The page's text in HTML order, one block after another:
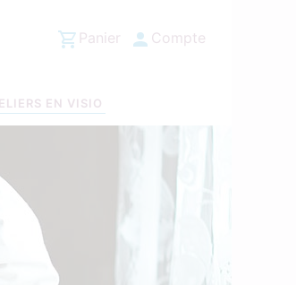
Panier Compte
EN VISIO